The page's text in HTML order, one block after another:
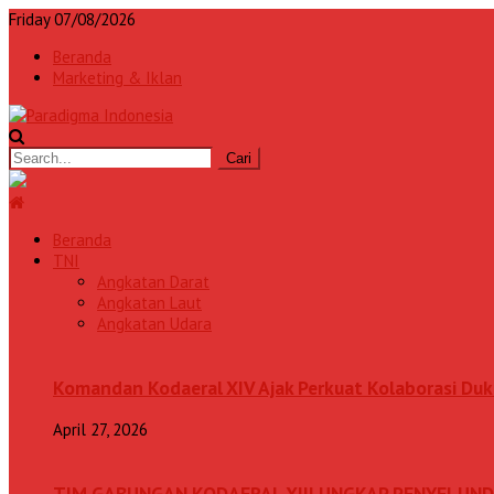
Friday 07/08/2026
Beranda
Marketing & Iklan
Beranda
TNI
Angkatan Darat
Angkatan Laut
Angkatan Udara
Komandan Kodaeral XIV Ajak Perkuat Kolaborasi
April 27, 2026